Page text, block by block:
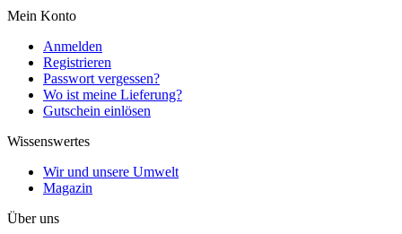
Mein Konto
Anmelden
Registrieren
Passwort vergessen?
Wo ist meine Lieferung?
Gutschein einlösen
Wissenswertes
Wir und unsere Umwelt
Magazin
Über uns